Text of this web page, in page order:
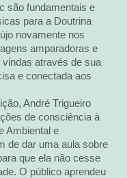
são fundamentais e
para a Doutrina
novamente nos
amparadoras e
através de sua
e conectada aos
André Trigueiro
de consciência à
Ambiental e
de dar uma aula sobre
que ela não cesse
O público aprendeu